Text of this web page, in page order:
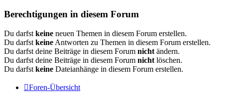
Berechtigungen in diesem Forum
Du darfst keine neuen Themen in diesem Forum erstellen.
Du darfst keine Antworten zu Themen in diesem Forum erstellen.
Du darfst deine Beiträge in diesem Forum nicht ändern.
Du darfst deine Beiträge in diesem Forum nicht löschen.
Du darfst keine Dateianhänge in diesem Forum erstellen.
Foren-Übersicht